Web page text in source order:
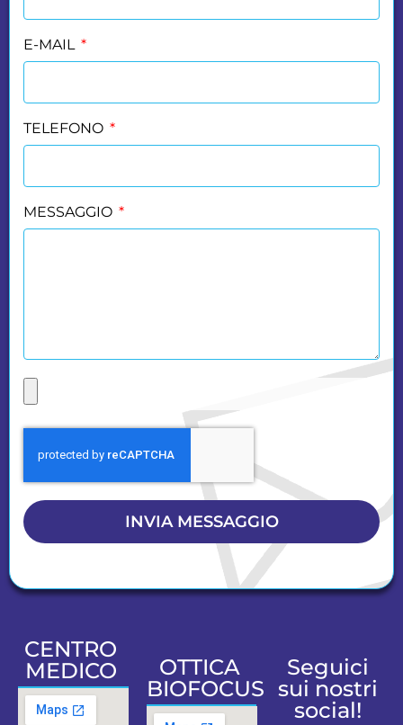
E-MAIL
TELEFONO
MESSAGGIO
INVIA MESSAGGIO
CENTRO
MEDICO
OTTICA
BIOFOCUS
Seguici
sui nostri
social!